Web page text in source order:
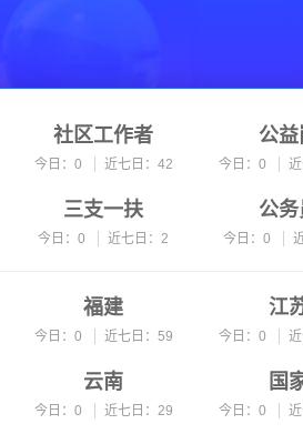
社区工作者
今日：0 近七日：42
公益
今日：0
三支一扶
今日：0 近七日：2
公务
今日：0
今日：0 近七日：0 今日：0
福建
今日：0 近七日：59
江
今日：0
云南
今日：0 近七日：29
国
今日：0